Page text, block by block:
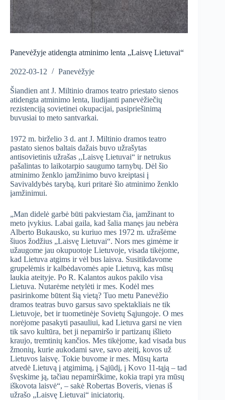
Panevėžyje atidengta atminimo lenta „Laisvę Lietuvai“
2022-03-12 Panevėžyje
Šiandien ant J. Miltinio dramos teatro priestato sienos
atidengta atminimo lenta, liudijanti panevėžiečių
rezistenciją sovietinei okupacijai, pasipriešinimą
buvusiai to meto santvarkai.
1972 m. birželio 3 d. ant J. Miltinio dramos teatro
pastato sienos baltais dažais buvo užrašytas
antisovietinis užrašas ,,Laisvę Lietuvai“ ir netrukus
pašalintas to laikotarpio saugumo tarnybų. Dėl šio
atminimo ženklo įamžinimo buvo kreiptasi į
Savivaldybės tarybą, kuri pritarė šio atminimo ženklo
įamžinimui.
„Man didelė garbė būti pakviestam čia, įamžinant to
meto įvykius. Labai gaila, kad šalia manęs jau nebėra
Alberto Bukausko, su kuriuo mes 1972 m. užrašėme
šiuos žodžius „Laisvę Lietuvai“. Nors mes gimėme ir
užaugome jau okupuotoje Lietuvoje, visada tikėjome,
kad Lietuva atgims ir vėl bus laisva. Susitikdavome
grupelėmis ir kalbėdavomės apie Lietuvą, kas mūsų
laukia ateityje. Po R. Kalantos aukos pakilo visa
Lietuva. Nutarėme netylėti ir mes. Kodėl mes
pasirinkome būtent šią vietą? Tuo metu Panevėžio
dramos teatras buvo garsus savo spektakliais ne tik
Lietuvoje, bet ir tuometinėje Sovietų Sąjungoje. O mes
norėjome pasakyti pasauliui, kad Lietuva garsi ne vien
tik savo kultūra, bet ji nepamiršo ir partizanų išlieto
kraujo, tremtinių kančios. Mes tikėjome, kad visada bus
žmonių, kurie aukodami save, savo ateitį, kovos už
Lietuvos laisvę. Tokie buvome ir mes. Mūsų karta
atvedė Lietuvą į atgimimą, į Sąjūdį, į Kovo 11-tąją – tad
švęskime ją, tačiau nepamirškime, kokia trapi yra mūsų
iškovota laisvė“, – sakė Robertas Boveris, vienas iš
užrašo „Laisvę Lietuvai“ iniciatorių.